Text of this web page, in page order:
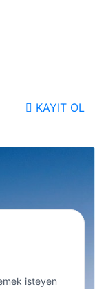
KAYIT OL
isteyen